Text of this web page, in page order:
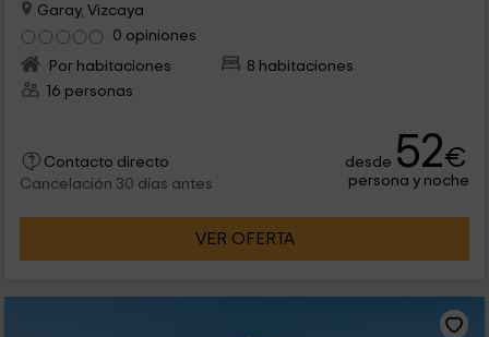
Garay, Vizcaya
0 opiniones
Por habitaciones
8 habitaciones
16 personas
Contacto directo
Cancelación 30 días antes
desde 52€
persona y noche
VER OFERTA